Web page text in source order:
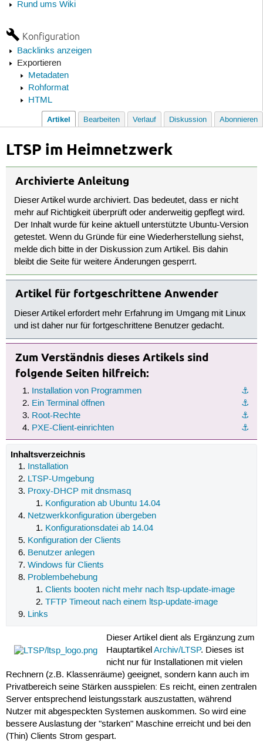
Rund ums Wiki
Konfiguration
Backlinks anzeigen
Exportieren
Metadaten
Rohformat
HTML
Artikel Bearbeiten Verlauf Diskussion Abonnieren
LTSP im Heimnetzwerk
Archivierte Anleitung
Dieser Artikel wurde archiviert. Das bedeutet, dass er nicht
mehr auf Richtigkeit überprüft oder anderweitig gepflegt wird.
Der Inhalt wurde für keine aktuell unterstützte Ubuntu-Version
getestet. Wenn du Gründe für eine Wiederherstellung siehst,
melde dich bitte in der Diskussion zum Artikel. Bis dahin
bleibt die Seite für weitere Änderungen gesperrt.
Artikel für fortgeschrittene Anwender
Dieser Artikel erfordert mehr Erfahrung im Umgang mit Linux
und ist daher nur für fortgeschrittene Benutzer gedacht.
Zum Verständnis dieses Artikels sind
folgende Seiten hilfreich:
⚓︎
Installation von Programmen
⚓︎
Ein Terminal öffnen
⚓︎
Root-Rechte
⚓︎
PXE-Client-einrichten
Inhaltsverzeichnis
Installation
LTSP-Umgebung
Proxy-DHCP mit dnsmasq
Konfiguration ab Ubuntu 14.04
Netzwerkkonfiguration übergeben
Konfigurationsdatei ab 14.04
Konfiguration der Clients
Benutzer anlegen
Windows für Clients
Problembehebung
Clients booten nicht mehr nach ltsp-update-image
TFTP Timeout nach einem ltsp-update-image
Links
Dieser Artikel dient als Ergänzung zum
HauptartikelArchiv/LTSP. Dieses ist
nicht nur für Installationen mit vielen
Rechnern (z.B. Klassenräume) geeignet, sondern kann auch im
Privatbereich seine Stärken ausspielen: Es reicht, einen zentralen
Server entsprechend leistungsstark auszustatten, während
Nutzer mit abgespeckten Systemen auskommen. So wird eine
bessere Auslastung der "starken" Maschine erreicht und bei den
(Thin) Clients Strom gespart.